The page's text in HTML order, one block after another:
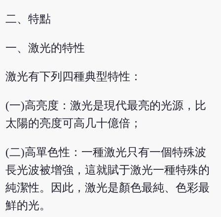
二、特點
一、激光的特性
激光有下列四種典型特性：
(一)高亮度：激光是現代最亮的光源，比
太陽的亮度可高几十億倍；
(二)高單色性：一種激光只有一個特殊波
長光波被增強，這就賦于激光一種特殊的
純潔性。因此，激光是顏色最純、色彩最
鮮的光。